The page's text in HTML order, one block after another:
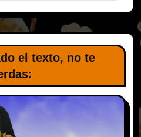
el texto, no te